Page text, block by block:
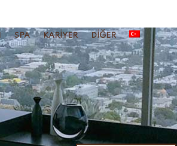
SPA KARIYER DIĞER